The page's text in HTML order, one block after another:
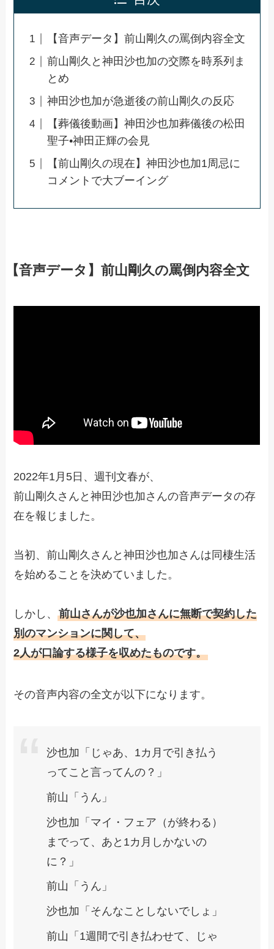
【音声データ】前山剛久の罵倒内容全文
前山剛久と神田沙也加の交際を時系列ま
とめ
神田沙也加が急逝後の前山剛久の反応
【葬儀後動画】神田沙也加葬儀後の松田
聖子•神田正輝の会見
【前山剛久の現在】神田沙也加1周忌に
コメントで大ブーイング
【音声データ】前山剛久の罵倒内容全文
2022年1月5日、週刊文春が、
前山剛久さんと神田沙也加さんの音声データの存
在を報じました。
当初、前山剛久さんと神田沙也加さんは同棲生活
を始めることを決めていました。
しかし、前山さんが沙也加さんに無断で契約した
別のマンションに関して、
2人が口論する様子を収めたものです。
その音声内容の全文が以下になります。
沙也加「じゃあ、1カ月で引き払う
ってこと言ってんの？」
前山「うん」
沙也加「マイ・フェア（が終わる）
までって、あと1カ月しかないの
に？」
前山「うん」
沙也加「そんなことしないでしょ」
前山「1週間で引き払わせて、じゃ